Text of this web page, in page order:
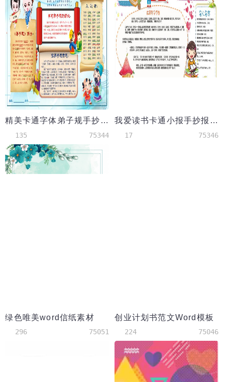
精美卡通字体弟子规手抄报
135 75344
我爱读书卡通小报手抄报Word模板
17 75346
绿色唯美word信纸素材
296 75051
创业计划书范文Word模板
224 75046